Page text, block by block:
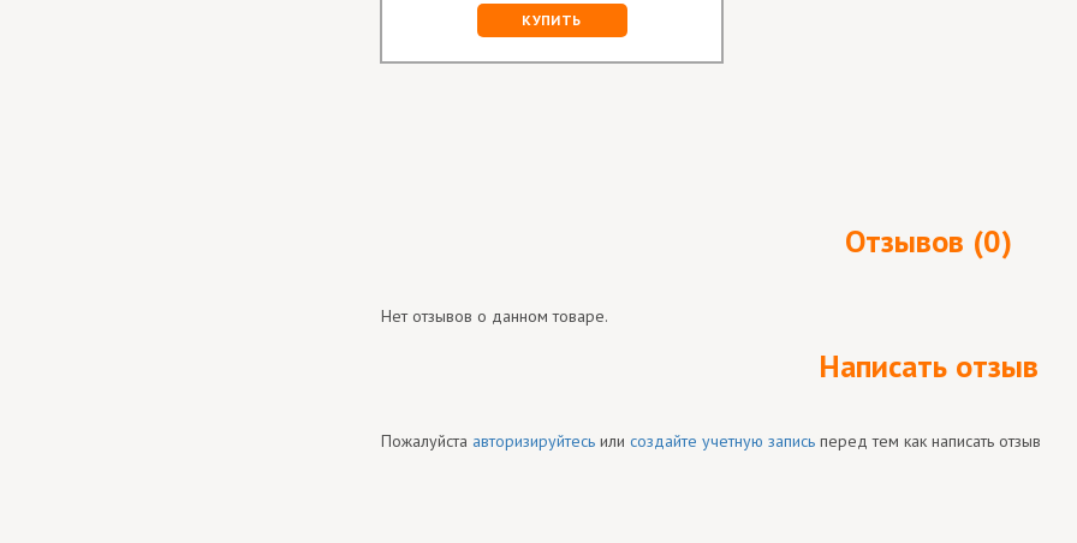
КУПИТЬ
Отзывов (0)
Нет отзывов о данном товаре.
Написать отзыв
Пожалуйста авторизируйтесь или создайте учетную запись перед тем как написать отзыв